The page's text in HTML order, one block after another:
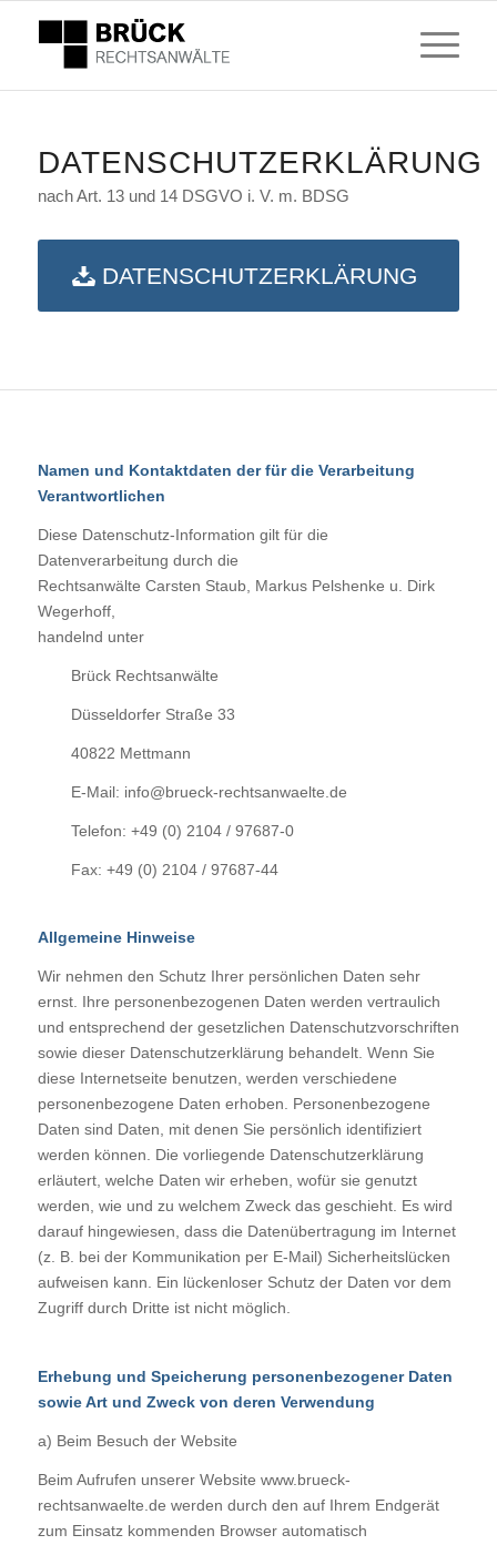
DATENSCHUTZERKLÄRUNG
nach Art. 13 und 14 DSGVO i. V. m. BDSG
DATENSCHUTZERKLÄRUNG
Namen und Kontaktdaten der für die Verarbeitung
Verantwortlichen
Diese Datenschutz-Information gilt für die
Datenverarbeitung durch die
Rechtsanwälte Carsten Staub, Markus Pelshenke u. Dirk
Wegerhoff,
handelnd unter
Brück Rechtsanwälte
Düsseldorfer Straße 33
40822 Mettmann
E-Mail: info@brueck-rechtsanwaelte.de
Telefon: +49 (0) 2104 / 97687-0
Fax: +49 (0) 2104 / 97687-44
Allgemeine Hinweise
Wir nehmen den Schutz Ihrer persönlichen Daten sehr
ernst. Ihre personenbezogenen Daten werden vertraulich
und entsprechend der gesetzlichen Datenschutzvorschriften
sowie dieser Datenschutzerklärung behandelt. Wenn Sie
diese Internetseite benutzen, werden verschiedene
personenbezogene Daten erhoben. Personenbezogene
Daten sind Daten, mit denen Sie persönlich identifiziert
werden können. Die vorliegende Datenschutzerklärung
erläutert, welche Daten wir erheben, wofür sie genutzt
werden, wie und zu welchem Zweck das geschieht. Es wird
darauf hingewiesen, dass die Datenübertragung im Internet
(z. B. bei der Kommunikation per E-Mail) Sicherheitslücken
aufweisen kann. Ein lückenloser Schutz der Daten vor dem
Zugriff durch Dritte ist nicht möglich.
Erhebung und Speicherung personenbezogener Daten
sowie Art und Zweck von deren Verwendung
a) Beim Besuch der Website
Beim Aufrufen unserer Website www.brueck-
rechtsanwaelte.de werden durch den auf Ihrem Endgerät
zum Einsatz kommenden Browser automatisch